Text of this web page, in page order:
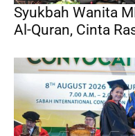
Syukbah Wanita
Al-Quran, Cinta